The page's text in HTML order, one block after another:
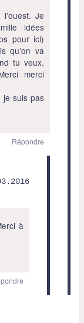
Je
idées
pour ici)
qu’on va
tu veux.
merci
je suis pas
Répondre
à